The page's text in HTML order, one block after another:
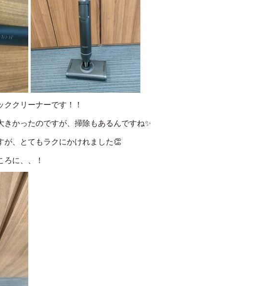
クリーナーです！！
きかったのですが、掃除もあるんですね✨
が、とてもラクにかけれました👏
に、、！